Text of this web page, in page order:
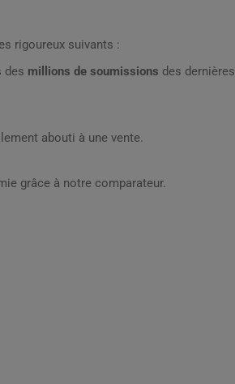
rigoureux suivants :
des millions de soumissions des dernières
abouti à une vente.
grâce à notre comparateur.